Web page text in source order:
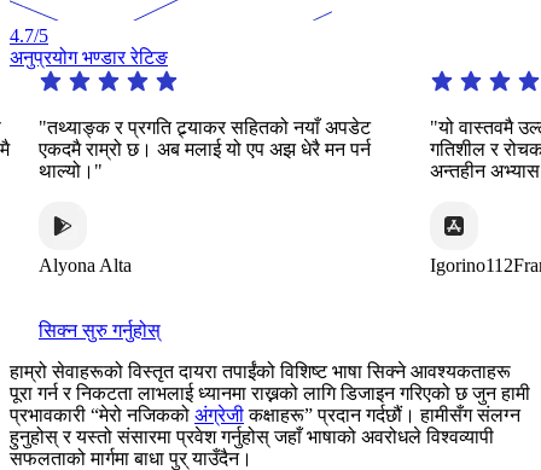
4.7/5
अनुप्रयोग भण्डार रेटिङ
र प्रगति ट्र्याकर सहितको नयाँ अपडेट
राम्रो छ। अब मलाई यो एप अझ धेरै मन पर्न
Alta
"यो वास्तवमै
गतिशील र रोचक
अन्तहीन अभ्यास
Igorino112France
सिक्न सुरु गर्नुहोस्
हाम्रो सेवाहरूको विस्तृत दायरा तपाईंको विशिष्ट भाषा सिक्ने आवश्यकताहरू
पूरा गर्न र निकटता लाभलाई ध्यानमा राख्नको लागि डिजाइन गरिएको छ जुन हामी
प्रभावकारी “मेरो नजिकको अंग्रेजीकक्षाहरू” प्रदान गर्दछौं। हामीसँग संलग्न
हुनुहोस् र यस्तो संसारमा प्रवेश गर्नुहोस् जहाँ भाषाको अवरोधले विश्वव्यापी
सफलताको मार्गमा बाधा पुर् याउँदैन।